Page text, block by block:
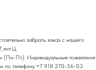
забрать заказ с нашего
лит.Ц.
(Пн-Пт). Индивидуальные пожелания
по телефону +7 918 270-56-03